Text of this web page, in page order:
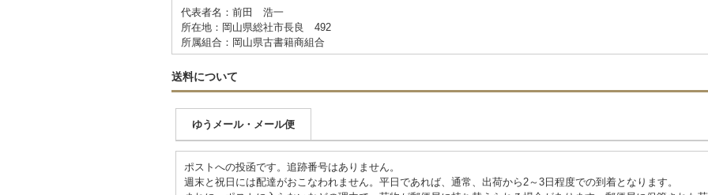
代表者名：前田 浩一
所在地：岡山県総社市長良 492
所属組合：岡山県古書籍商組合
送料について
ゆうメール・メール便
ポストへの投函です。追跡番号はありません。
週末と祝日には配達がおこなわれません。平日であれば、通常、出荷から2～3日程度での到着となります。